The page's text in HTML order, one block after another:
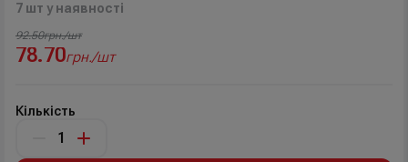
7 шт у наявності
92.50грн./шт
78.70грн./шт
Кількість